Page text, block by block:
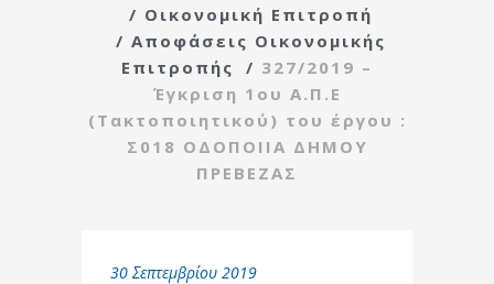
/ Οικονομική Επιτροπή
/ Αποφάσεις Οικονομικής
Επιτροπής
/ 327/2019 –
Έγκριση 1ου Α.Π.Ε
(Τακτοποιητικού) του έργου :
Σ018 ΟΔΟΠΟΙΙΑ ΔΗΜΟΥ
ΠΡΕΒΕΖΑΣ
30 Σεπτεμβρίου 2019